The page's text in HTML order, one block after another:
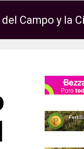
Campo y la